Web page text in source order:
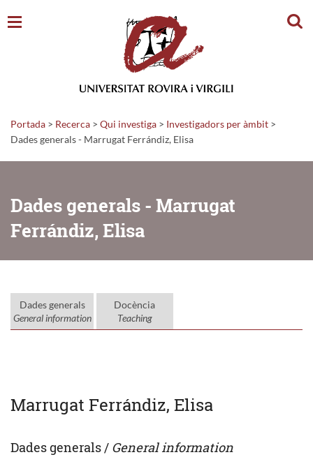
Portada > Recerca > Qui investiga > Investigadors per àmbit >
Dades generals - Marrugat Ferrándiz, Elisa
Dades generals - Marrugat
Ferrándiz, Elisa
Dades generals
General information
Docència
Teaching
Marrugat Ferrándiz, Elisa
Dades generals / General information